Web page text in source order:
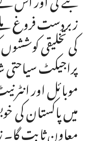
زبردست فروغ
کی تخلیقی کوششوں
پراجیکٹ سیاحتی
موبائل اور
میں پاکستان کی
معاون ثابت